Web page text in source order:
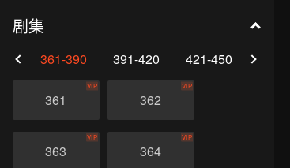
剧集
361-390 391-420 421-450
361
VIP
362
VIP
363
VIP
364
VIP